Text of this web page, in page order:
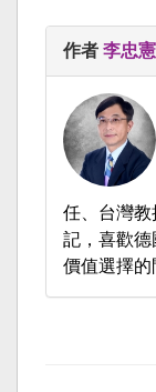
作者 李忠憲
任、台灣
記，喜歡
價值選擇的